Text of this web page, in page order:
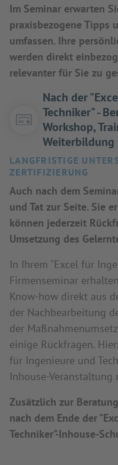
Im Seminar erwarten
praxisbezogene Tipps
umfassen. Ihre
werden direkt
relevanter für Sie zu
Nach der
Techniker" -
Workshop,
Weiterbildung
LANGFRISTIGE
ZERTIFIZIERUNG
Auch nach dem
und Tat zur Seite. Sie
können jederzeit
Umsetzung des
In Ihrem "Excel für
Firmenseminar
Know-how direkt aus
der Nachbearbeitung
der
einige Rückfragen.
für Ingenieure und
Inhouse-Veranstaltung
Zusätzlich zur
nach dem Ende der
Techniker"-Inhouse-